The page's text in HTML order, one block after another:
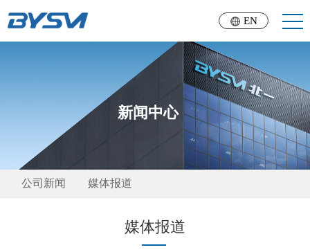
EN
新闻中心
公司新闻 媒体报道
媒体报道